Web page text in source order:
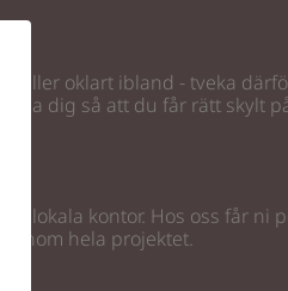
eller oklart ibland - tveka
dig så att du får rätt skylt
lokala kontor. Hos oss får ni
hela projektet.